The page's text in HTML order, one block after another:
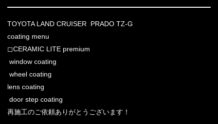
TOYOTA LAND CRUISER PRADO TZ-G
coating menu
◻︎CERAMIC LITE premium
window coating
wheel coating
lens coating
door step coating
再施工のご依頼ありがとうございます！